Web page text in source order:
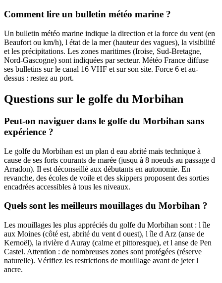
Comment lire un bulletin météo marine ?
Un bulletin météo marine indique la direction et la force du vent (en
Beaufort ou km/h), l état de la mer (hauteur des vagues), la visibilité
et les précipitations. Les zones maritimes (Iroise, Sud-Bretagne,
Nord-Gascogne) sont indiquées par secteur. Météo France diffuse
ses bulletins sur le canal 16 VHF et sur son site. Force 6 et au-
dessus : restez au port.
Questions sur le golfe du Morbihan
Peut-on naviguer dans le golfe du Morbihan sans
expérience ?
Le golfe du Morbihan est un plan d eau abrité mais technique à
cause de ses forts courants de marée (jusqu à 8 noeuds au passage d
Arradon). Il est déconseillé aux débutants en autonomie. En
revanche, des écoles de voile et des skippers proposent des sorties
encadrées accessibles à tous les niveaux.
Quels sont les meilleurs mouillages du Morbihan ?
Les mouillages les plus appréciés du golfe du Morbihan sont : l île
aux Moines (côté est, abrité du vent d ouest), l île d Arz (anse de
Kernoël), la rivière d Auray (calme et pittoresque), et l anse de Pen
Castel. Attention : de nombreuses zones sont protégées (réserve
naturelle). Vérifiez les restrictions de mouillage avant de jeter l
ancre.